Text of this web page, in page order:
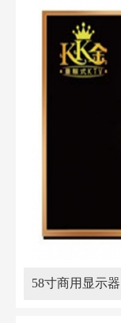
58寸商用显示